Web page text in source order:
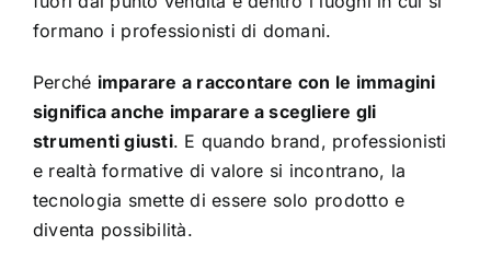
formano i professionisti di domani.
Perché imparare a raccontare con le immagini
significa anche imparare a scegliere gli
strumenti giusti. E quando brand, professionisti
e realtà formative di valore si incontrano, la
tecnologia smette di essere solo prodotto e
diventa possibilità.